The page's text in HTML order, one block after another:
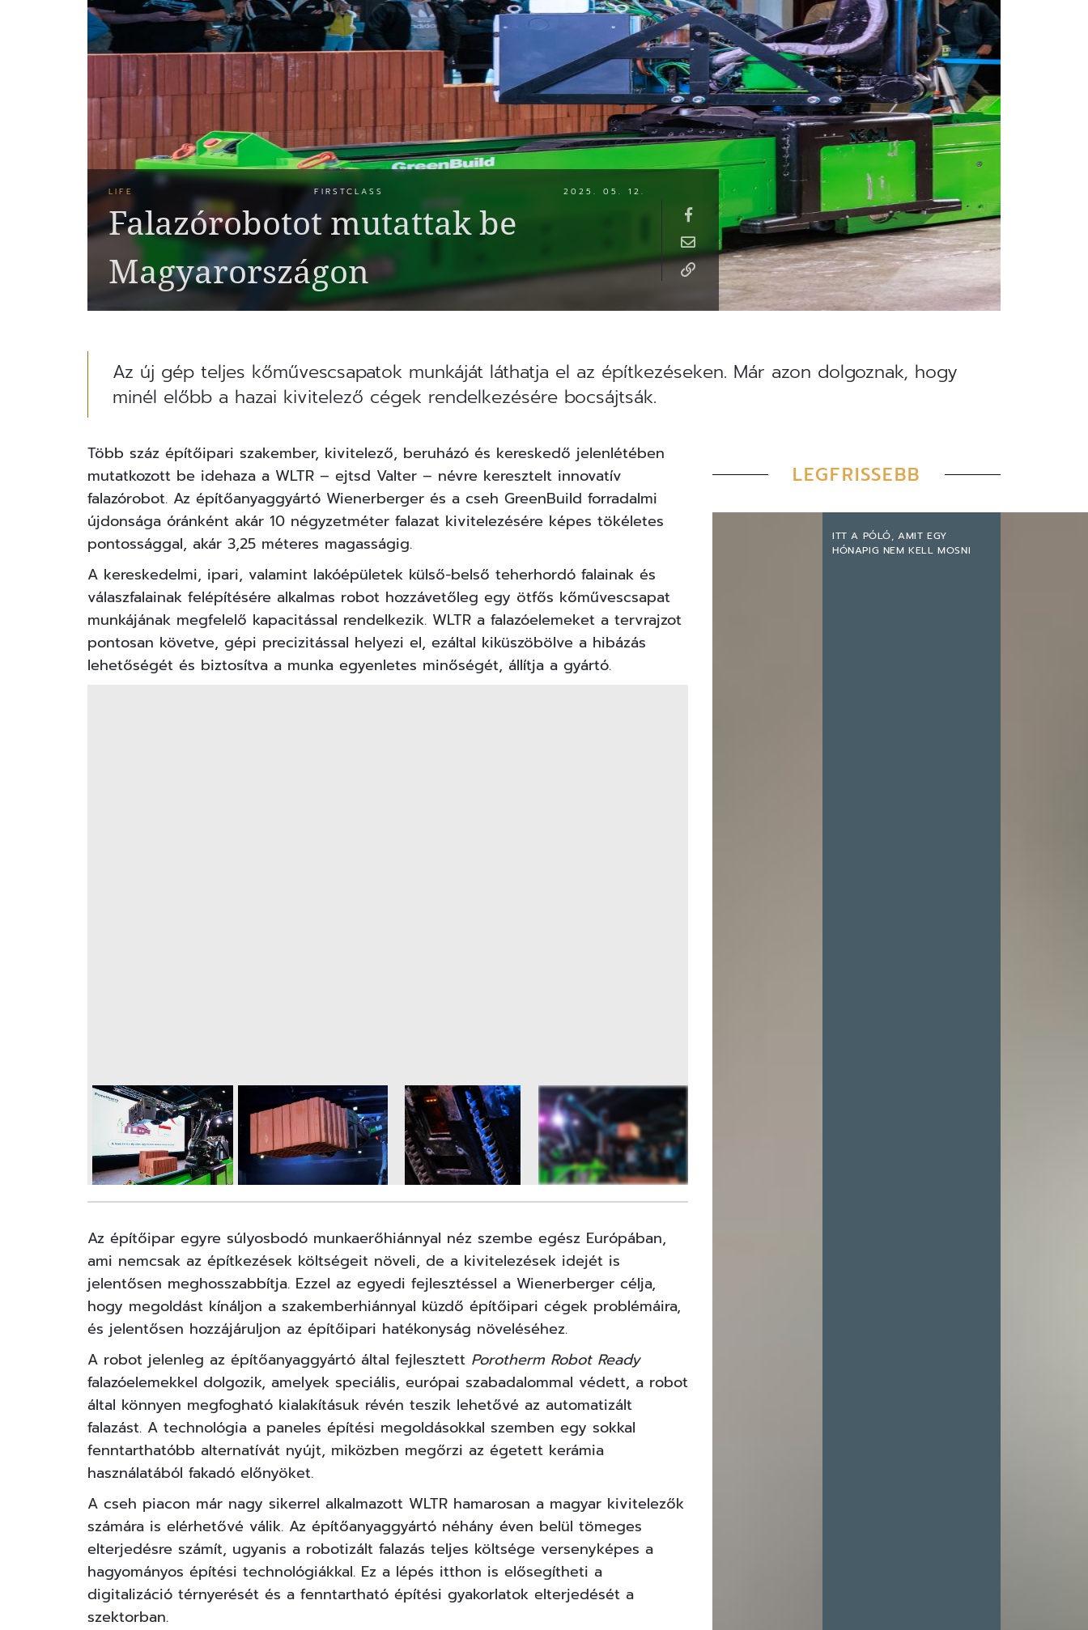
LIFE FIRSTCLASS 2025. 05. 12.
Falazórobotot mutattak be
Magyarországon
Az új gép teljes kőművescsapatok munkáját láthatja el az építkezéseken. Már azon dolgoznak, hogy
minél előbb a hazai kivitelező cégek rendelkezésére bocsájtsák.
Több száz építőipari szakember, kivitelező, beruházó és kereskedő jelenlétében
mutatkozott be idehaza a WLTR – ejtsd Valter – névre keresztelt innovatív
falazórobot. Az építőanyaggyártó Wienerberger és a cseh GreenBuild forradalmi
újdonsága óránként akár 10 négyzetméter falazat kivitelezésére képes tökéletes
pontossággal, akár 3,25 méteres magasságig.
A kereskedelmi, ipari, valamint lakóépületek külső-belső teherhordó falainak és
válaszfalainak felépítésére alkalmas robot hozzávetőleg egy ötfős kőművescsapat
munkájának megfelelő kapacitással rendelkezik. WLTR a falazóelemeket a tervrajzot
pontosan követve, gépi precizitással helyezi el, ezáltal kiküszöbölve a hibázás
lehetőségét és biztosítva a munka egyenletes minőségét, állítja a gyártó.
Az építőipar egyre súlyosbodó munkaerőhiánnyal néz szembe egész Európában,
ami nemcsak az építkezések költségeit növeli, de a kivitelezések idejét is
jelentősen meghosszabbítja. Ezzel az egyedi fejlesztéssel a Wienerberger célja,
hogy megoldást kínáljon a szakemberhiánnyal küzdő építőipari cégek problémáira,
és jelentősen hozzájáruljon az építőipari hatékonyság növeléséhez.
A robot jelenleg az építőanyaggyártó által fejlesztett Porotherm Robot Ready
falazóelemekkel dolgozik, amelyek speciális, európai szabadalommal védett, a robot
által könnyen megfogható kialakításuk révén teszik lehetővé az automatizált
falazást. A technológia a paneles építési megoldásokkal szemben egy sokkal
fenntarthatóbb alternatívát nyújt, miközben megőrzi az égetett kerámia
használatából fakadó előnyöket.
A cseh piacon már nagy sikerrel alkalmazott WLTR hamarosan a magyar kivitelezők
számára is elérhetővé válik. Az építőanyaggyártó néhány éven belül tömeges
elterjedésre számít, ugyanis a robotizált falazás teljes költsége versenyképes a
hagyományos építési technológiákkal. Ez a lépés itthon is elősegítheti a
digitalizáció térnyerését és a fenntartható építési gyakorlatok elterjedését a
szektorban.
LEGFRISSEBB
ITT A PÓLÓ, AMIT EGY
HÓNAPIG NEM KELL MOSNI